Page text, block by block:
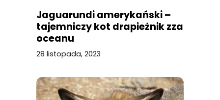
Jaguarundi amerykański –
tajemniczy kot drapieżnik zza
oceanu
28 listopada, 2023